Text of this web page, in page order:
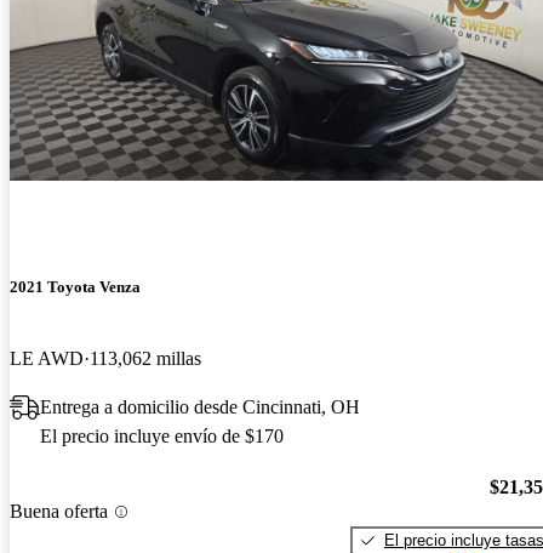
2021 Toyota Venza
LE AWD 113,062 millas
Entrega a domicilio desde Cincinnati, OH
El precio incluye envío de $170
Buena oferta
El precio incluye tasas